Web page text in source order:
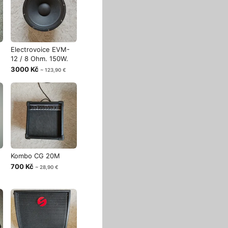
Electrovoice EVM-
12 / 8 Ohm. 150W.
3000 Kč ~ 123,90 €
Kombo CG 20M
700 Kč ~ 28,90 €